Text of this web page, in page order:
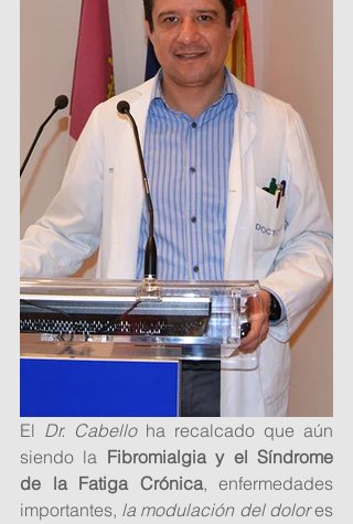
El Dr. Cabello ha recalcado que aún
siendo la Fibromialgia y el Síndrome
de la Fatiga Crónica, enfermedades
importantes, la modulación del dolor es